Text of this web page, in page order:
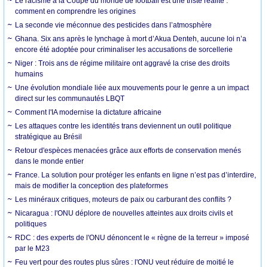
comment en comprendre les origines
La seconde vie méconnue des pesticides dans l’atmosphère
Ghana. Six ans après le lynchage à mort d’Akua Denteh, aucune loi n’a
encore été adoptée pour criminaliser les accusations de sorcellerie
Niger : Trois ans de régime militaire ont aggravé la crise des droits
humains
Une évolution mondiale liée aux mouvements pour le genre a un impact
direct sur les communautés LBQT
Comment l'IA modernise la dictature africaine
Les attaques contre les identités trans deviennent un outil politique
stratégique au Brésil
Retour d'espèces menacées grâce aux efforts de conservation menés
dans le monde entier
France. La solution pour protéger les enfants en ligne n’est pas d’interdire,
mais de modifier la conception des plateformes
Les minéraux critiques, moteurs de paix ou carburant des conflits ?
Nicaragua : l'ONU déplore de nouvelles atteintes aux droits civils et
politiques
RDC : des experts de l'ONU dénoncent le « règne de la terreur » imposé
par le M23
Feu vert pour des routes plus sûres : l'ONU veut réduire de moitié le